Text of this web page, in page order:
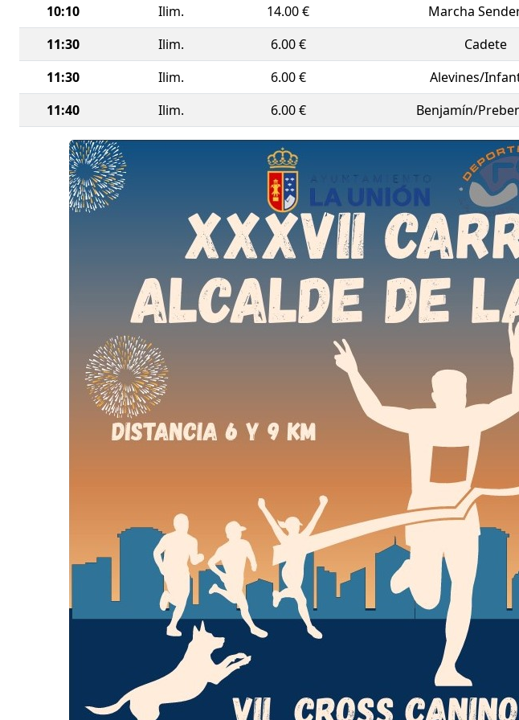
La Carrera Alcalde de La Unión
correr, caminar o disfrutar del
apoyo a una causa que nos implica
10:10
Ilim. 14.00 € Marcha
11:30
Ilim. 6.00 € Cadete
11:30
Ilim. 6.00 € Alevines/
11:40
Ilim. 6.00 € Benjamín/